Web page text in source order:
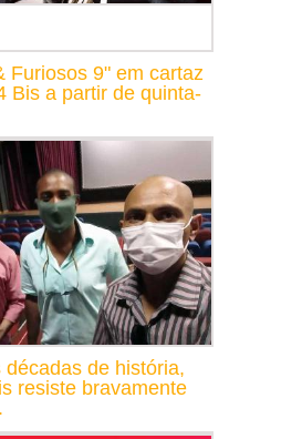
Furiosos 9" em cartaz
Bis a partir de quinta-
décadas de história,
resiste bravamente